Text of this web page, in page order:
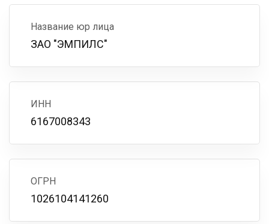
Название юр лица
ЗАО "ЭМПИЛС"
ИНН
6167008343
ОГРН
1026104141260